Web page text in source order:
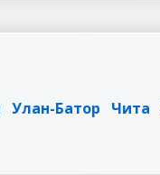
Улан-Батор Чита